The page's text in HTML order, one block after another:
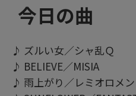
今日の曲
♪ ズルい女／シャ乱Ｑ
♪ BELIEVE／MISIA
♪ 雨上がり／レミオロメン